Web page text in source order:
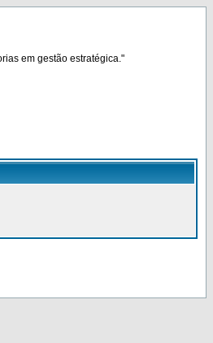
em gestão estratégica."